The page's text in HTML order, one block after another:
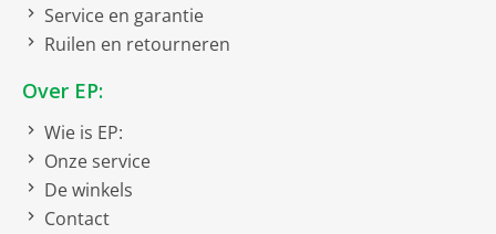
Service en garantie
Ruilen en retourneren
Over EP:
Wie is EP:
Onze service
De winkels
Contact